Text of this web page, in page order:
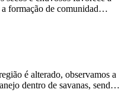
a formação de comunidad…
é alterado, observamos a
dentro de savanas, send…